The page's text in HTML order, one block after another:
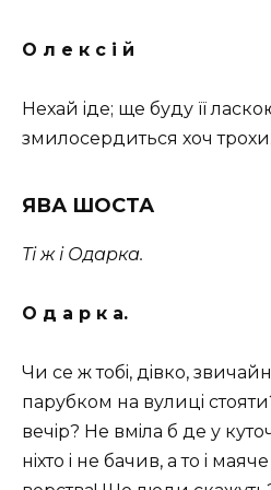
О л е к с i й
Нехай iде; ще буду її
змилосердиться хоч трохи.
ЯВА ШОСТА
Ті ж і Одарка.
О д а р к а.
Чи се ж тобi, дiвко,
парубком на вулицi
вечiр? Не вмiла б де у
нiхто i не бачив, а то i